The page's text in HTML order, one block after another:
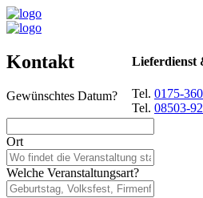
Lieferdienst
Tel. 0175-
Tel. 08503-
Kontakt
Gewünschtes Datum?
Ort
Welche Veranstaltungsart?